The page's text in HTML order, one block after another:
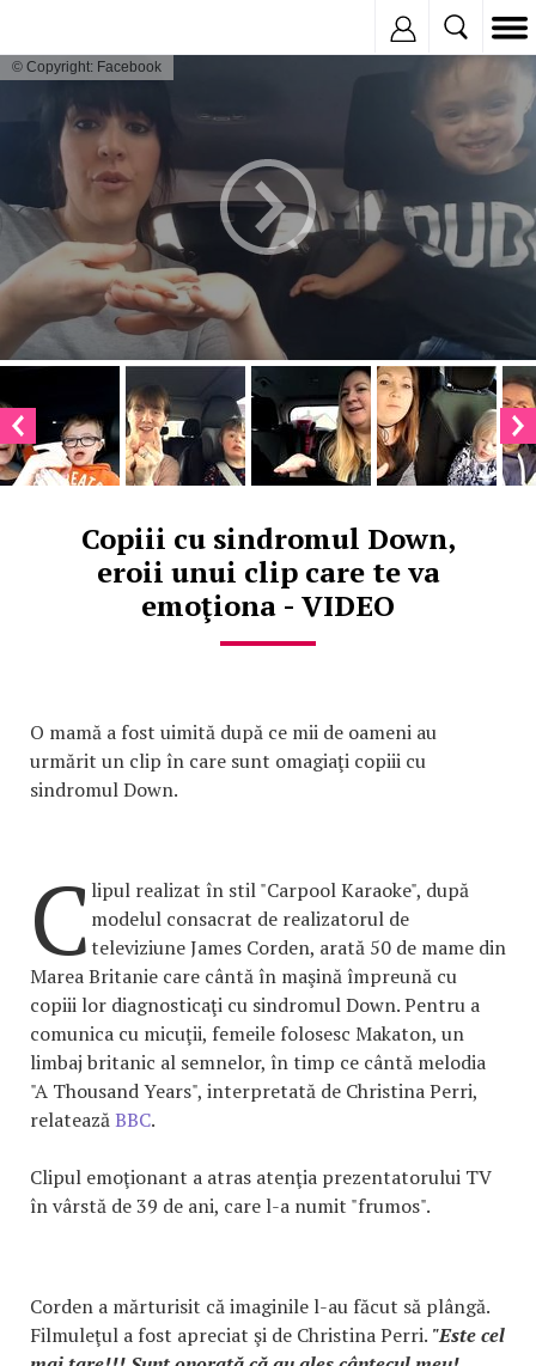
© Copyright: Facebook
Copiii cu sindromul Down,
eroii unui clip care te va
emoţiona - VIDEO
O mamă a fost uimită după ce mii de oameni au
urmărit un clip în care sunt omagiaţi copiii cu
sindromul Down.
C lipul realizat în stil "Carpool Karaoke", după
modelul consacrat de realizatorul de
televiziune James Corden, arată 50 de mame din
Marea Britanie care cântă în maşină împreună cu
copiii lor diagnosticaţi cu sindromul Down. Pentru a
comunica cu micuţii, femeile folosesc Makaton, un
limbaj britanic al semnelor, în timp ce cântă melodia
"A Thousand Years", interpretată de Christina Perri,
relateazăBBC.
Clipul emoţionant a atras atenţia prezentatorului TV
în vârstă de 39 de ani, care l-a numit "frumos".
Corden a mărturisit că imaginile l-au făcut să plângă.
Filmuleţul a fost apreciat şi de Christina Perri. "Este cel